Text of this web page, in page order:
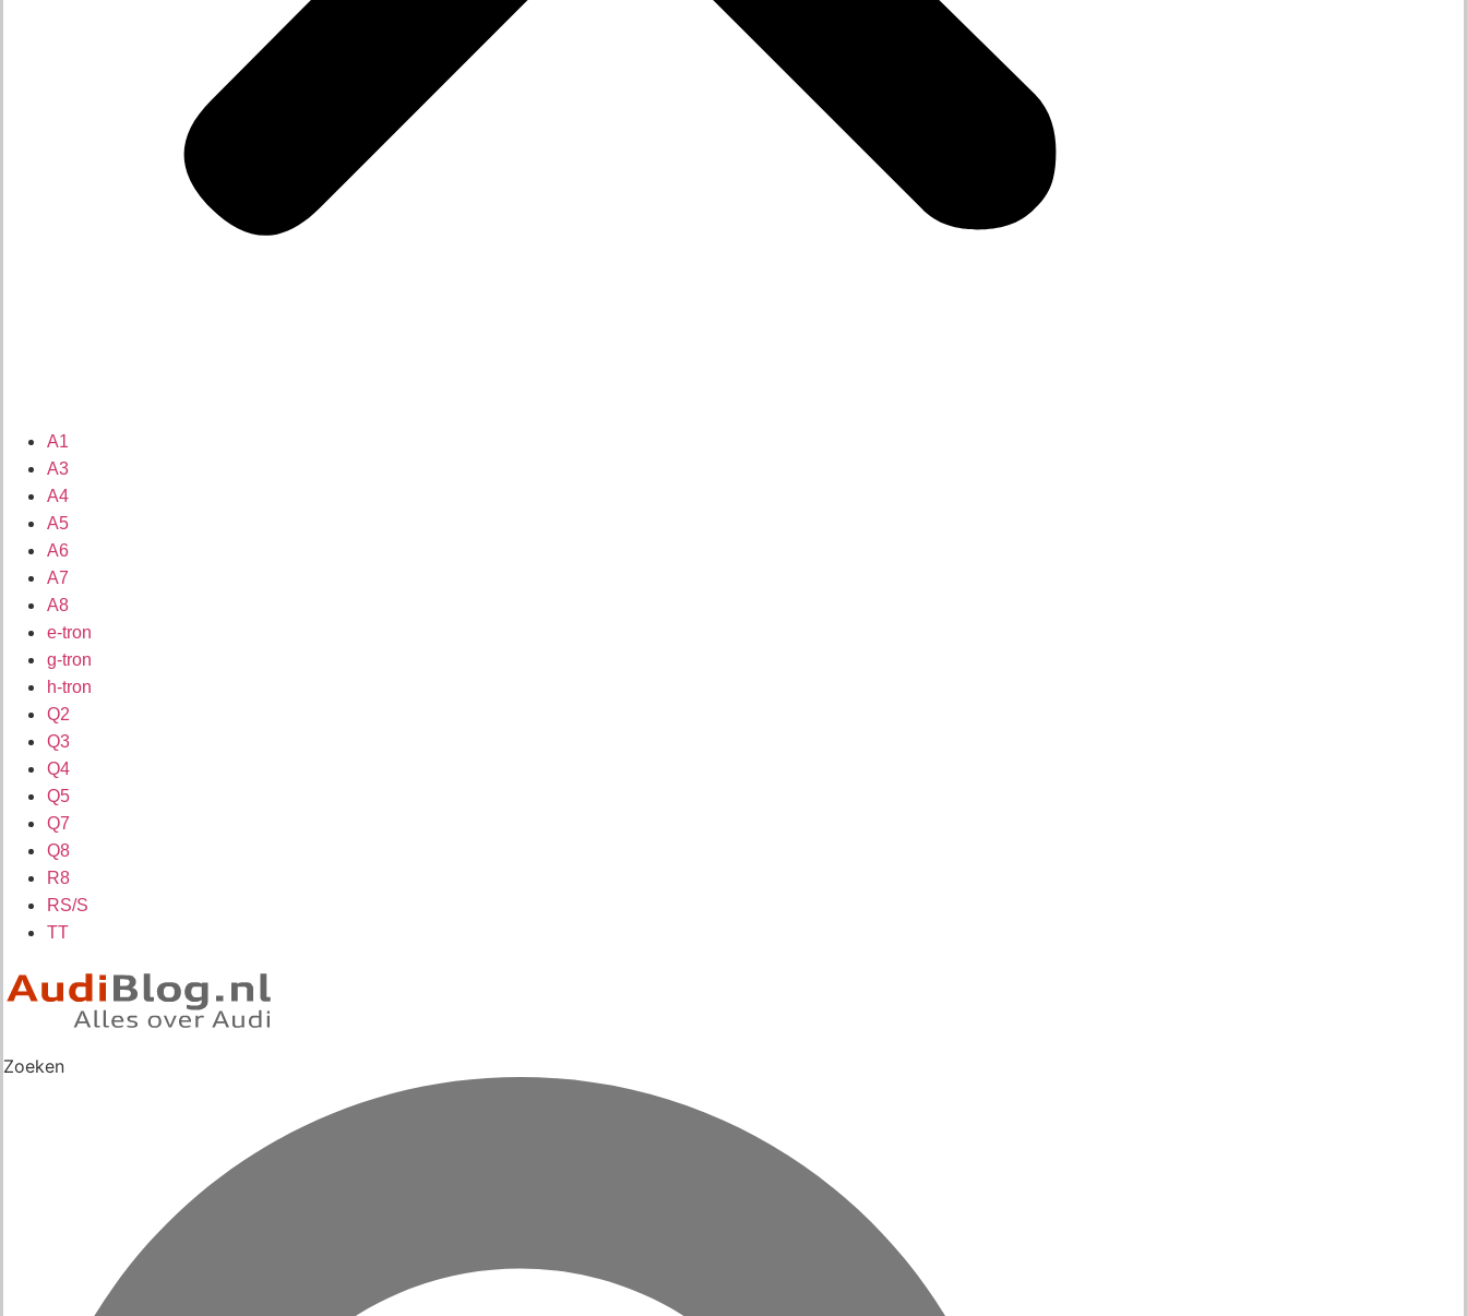
A1
A3
A4
A5
A6
A7
A8
e-tron
g-tron
h-tron
Q2
Q3
Q4
Q5
Q7
Q8
R8
RS/S
TT
Zoeken